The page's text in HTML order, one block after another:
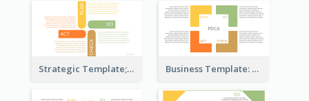
Strategic Template; Using PDCA Business Template: PDCA for Strategy Planning